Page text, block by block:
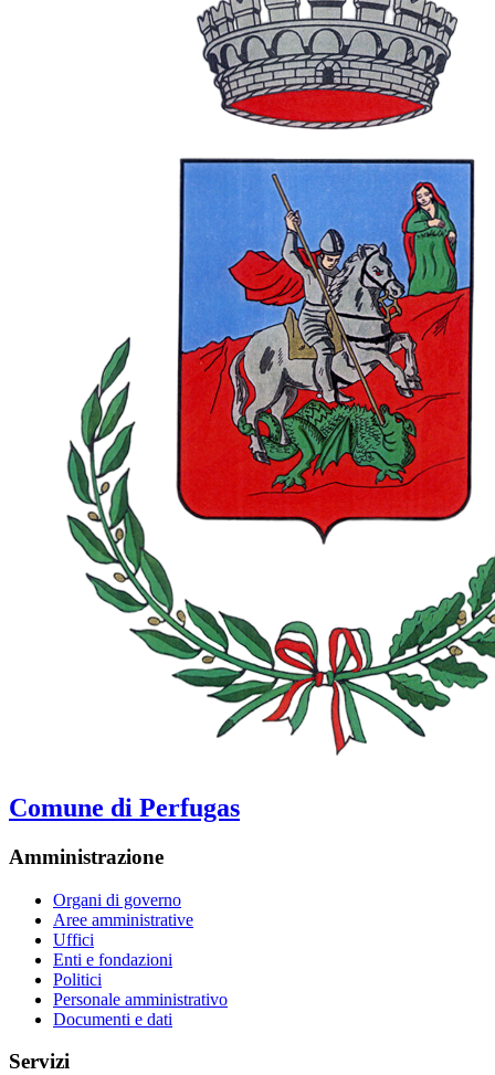
Comune di Perfugas
Amministrazione
Organi di governo
Aree amministrative
Uffici
Enti e fondazioni
Politici
Personale amministrativo
Documenti e dati
Servizi